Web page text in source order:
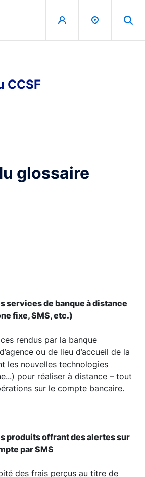
Principal
CCSF
glossaire
services de banque à distance
fixe, SMS, etc.)
rendus par la banque
ou de lieu d’accueil de la
les nouvelles technologies
pour réaliser à distance – tout
sur le compte bancaire.
produits offrant des alertes sur
par SMS
des frais perçus au titre de